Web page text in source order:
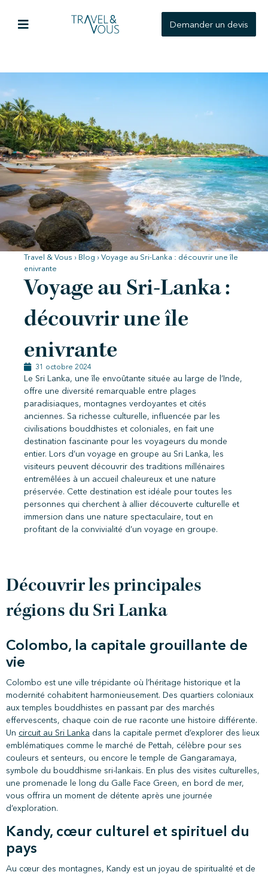
Demander un devis
Travel & Vous › Blog › Voyage au Sri-Lanka : découvrir une île
enivrante
Voyage au Sri-Lanka :
découvrir une île
enivrante
31 octobre 2024
Le Sri Lanka, une île envoûtante située au large de l’Inde,
offre une diversité remarquable entre plages
paradisiaques, montagnes verdoyantes et cités
anciennes. Sa richesse culturelle, influencée par les
civilisations bouddhistes et coloniales, en fait une
destination fascinante pour les voyageurs du monde
entier. Lors d’un voyage en groupe au Sri Lanka, les
visiteurs peuvent découvrir des traditions millénaires
entremêlées à un accueil chaleureux et une nature
préservée. Cette destination est idéale pour toutes les
personnes qui cherchent à allier découverte culturelle et
immersion dans une nature spectaculaire, tout en
profitant de la convivialité d’un voyage en groupe.
Découvrir les principales
régions du Sri Lanka
Colombo, la capitale grouillante de
vie
Colombo est une ville trépidante où l’héritage historique et la
modernité cohabitent harmonieusement. Des quartiers coloniaux
aux temples bouddhistes en passant par des marchés
effervescents, chaque coin de rue raconte une histoire différente.
Un circuit au Sri Lanka dans la capitale permet d’explorer des lieux
emblématiques comme le marché de Pettah, célèbre pour ses
couleurs et senteurs, ou encore le temple de Gangaramaya,
symbole du bouddhisme sri-lankais. En plus des visites culturelles,
une promenade le long du Galle Face Green, en bord de mer,
vous offrira un moment de détente après une journée
d’exploration.
Kandy, cœur culturel et spirituel du
pays
Au cœur des montagnes, Kandy est un joyau de spiritualité et de